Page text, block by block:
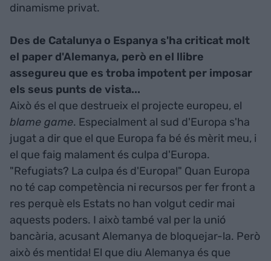
dinamisme privat.
Des de Catalunya o Espanya s'ha criticat molt
el paper d'Alemanya, però en el llibre
assegureu que es troba impotent per imposar
els seus punts de vista...
Això és el que destrueix el projecte europeu, el
blame game. Especialment al sud d'Europa s'ha
jugat a dir que el que Europa fa bé és mèrit meu, i
el que faig malament és culpa d'Europa.
"Refugiats? La culpa és d'Europa!" Quan Europa
no té cap competència ni recursos per fer front a
res perquè els Estats no han volgut cedir mai
aquests poders. I això també val per la unió
bancària, acusant Alemanya de bloquejar-la. Però
això és mentida! El que diu Alemanya és que